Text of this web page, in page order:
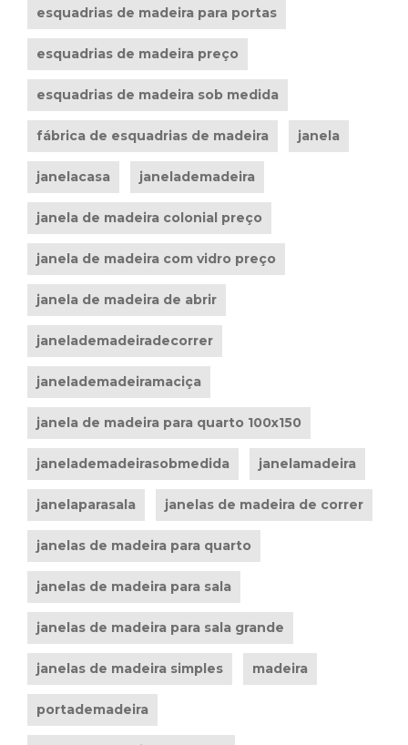
esquadrias de madeira para portas
esquadrias de madeira preço
esquadrias de madeira sob medida
fábrica de esquadrias de madeira janela
janelacasa janelademadeira
janela de madeira colonial preço
janela de madeira com vidro preço
janela de madeira de abrir
janelademadeiradecorrer
janelademadeiramaciça
janela de madeira para quarto 100x150
janelademadeirasobmedida janelamadeira
janelaparasala janelas de madeira de correr
janelas de madeira para quarto
janelas de madeira para sala
janelas de madeira para sala grande
janelas de madeira simples madeira
portademadeira